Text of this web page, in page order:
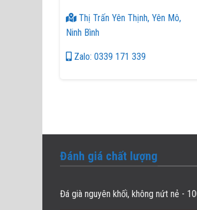
Thị Trấn Yên Thịnh, Yên Mô,
Ninh Bình
Zalo: 0339 171 339
Đánh giá chất lượng
Đá già nguyên khối, không nứt nẻ -